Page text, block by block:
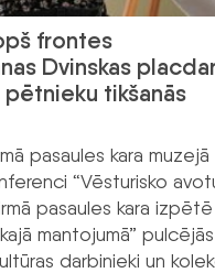
frontes
Dvinskas
tikšanās
pasaules kara
“Vēsturisko
pasaules kara izpētē
mantojumā”
darbinieki un